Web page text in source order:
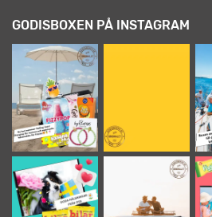
GODISBOXEN PÅ INSTAGRAM